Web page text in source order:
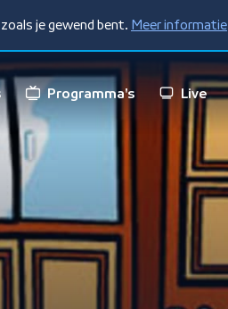
je gewend bent. Meer informatie
Programma's Live